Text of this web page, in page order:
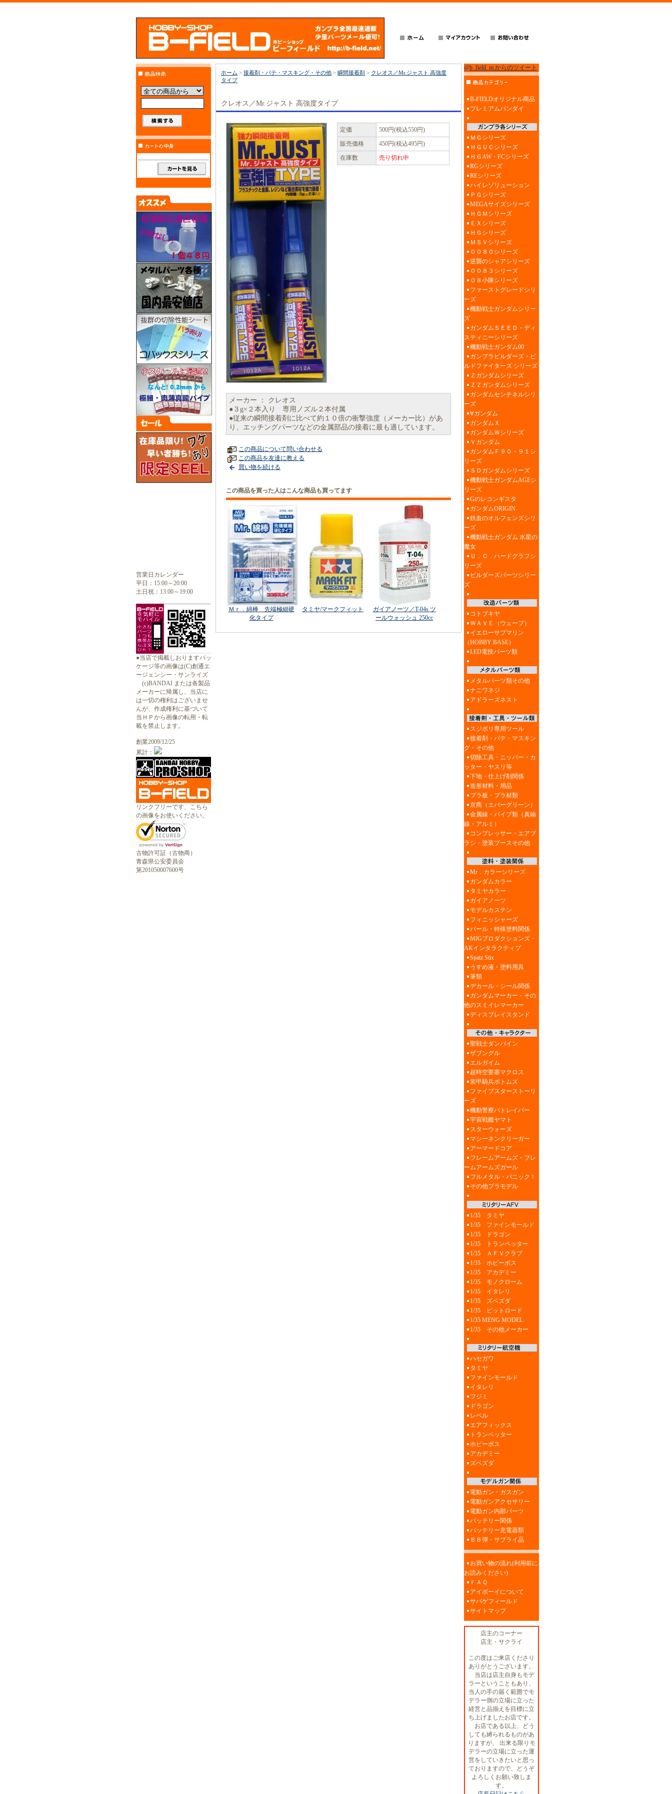
営業日カレンダー
平日：15:00～20:00
土日祝：13:00～19:00
●当店で掲載しおりますパッ
ケージ等の画像は(C)創通エ
ージェンシー・サンライズ
(c)BANDAI または各製品
メーカーに帰属し、当店に
は一切の権利はございませ
んが、作成権利に基づいて
当ＨＰから画像の転用・転
載を禁止します。
創業2009/12/25
累計：
リンクフリーです、こちら
の画像をお使いください。
古物許可証（古物商）
青森県公安委員会
第201050007600号
ホーム > 接着剤・パテ・マスキング・その他 > 瞬間接着剤 > クレオス／Mr.ジャスト 高強度
タイプ
クレオス／Mr.ジャスト 高強度タイプ
定価
500円(税込550円)
販売価格
450円(税込495円)
在庫数
売り切れ中
メーカー ： クレオス
●３g×２本入り 専用ノズル２本付属
●従来の瞬間接着剤に比べて約１０倍の衝撃強度（メーカー比）があ
り、エッチングパーツなどの金属部品の接着に最も適しています。
この商品について問い合わせる
この商品を友達に教える
買い物を続ける
この商品を買った人はこんな商品も買ってます
Ｍｒ．綿棒 先端極細硬
化タイプ
タミヤ/マークフィット
ガイアノーツ／T-04s ツ
ールウォッシュ 250cc
@b_field_m からのツイート
B-FIELDオリジナル商品
プレミアムバンダイ
ＭＧシリーズ
ＨＧＵＣシリーズ
ＨＧAW・FCシリーズ
RGシリーズ
REシリーズ
ハイレゾリューション
ＰＧシリーズ
MEGAサイズシリーズ
ＨＧＭシリーズ
ＥＸシリーズ
ＨＧシリーズ
ＭＳＶシリーズ
００８０シリーズ
逆襲のシャアシリーズ
００８３シリーズ
０８小隊シリーズ
ファーストグレードシリ
ーズ
機動戦士ガンダムシリー
ズ
ガンダムＳＥＥＤ・ディ
スティニーシリーズ
機動戦士ガンダム00
ガンプラビルダーズ・ビ
ルドファイターズ シリーズ
Ｚガンダムシリーズ
ＺＺガンダムシリーズ
ガンダムセンチネルシリ
ーズ
∀ガンダム
ガンダムＸ
ガンダムＷシリーズ
Ｖガンダム
ガンダムＦ９０・９１シ
リーズ
ＳＤガンダムシリーズ
機動戦士ガンダムAGEシ
リーズ
Gのレコンギスタ
ガンダムORIGIN
鉄血のオルフェンズシリ
ーズ
機動戦士ガンダム 水星の
魔女
Ｕ．Ｃ．ハードグラフシ
リーズ
ビルダーズパーツシリー
ズ
コトブキヤ
ＷＡＶＥ（ウェーブ）
イエローサブマリン
（HOBBY BASE）
LED電技パーツ類
メタルパーツ類その他
ナニワネジ
アドラーズネスト
スジボリ専用ツール
接着剤・パテ・マスキン
グ・その他
切除工具・ニッパー・カ
ッター・ヤスリ等
下地・仕上げ剤関係
造形材料・用品
プラ板・プラ材類
京商（エバーグリーン）
金属線・パイプ類（真鍮
線・アルミ）
コンプレッサー・エアブ
ラシ・塗装ブースその他
Mr．カラーシリーズ
ガンダムカラー
タミヤカラー
ガイアノーツ
モデルカステン
フィニッシャーズ
パール・特殊塗料関係
MIGプロダクションズ・
AKインタラクティブ
Spatz Stix
うすめ液・塗料用具
筆類
デカール・シール関係
ガンダムマーカー・その
他のスミイレマーカー
ディスプレイスタンド
聖戦士ダンバイン
ザブングル
エルガイム
超時空要塞マクロス
装甲騎兵ボトムズ
ファイブスターストーリ
ーズ
機動警察パトレイバー
宇宙戦艦ヤマト
スターウォーズ
マシーネンクリーガー
アーマードコア
フレームアームズ・フレ
ームアームズガール
フルメタル・パニック！
その他プラモデル
1/35 タミヤ
1/35 ファインモールド
1/35 ドラゴン
1/35 トランペッター
1/35 ＡＦＶクラブ
1/35 ホビーボス
1/35 アカデミー
1/35 モノクローム
1/35 イタレリ
1/35 ズベズダ
1/35 ピットロード
1/35 MENG MODEL
1/35 その他メーカー
ハセガワ
タミヤ
ファインモールド
イタレリ
フジミ
ドラゴン
レベル
エアフィックス
トランペッター
ホビーボス
アカデミー
ズベズダ
電動ガン・ガスガン
電動ガンアクセサリー
電動ガン内部パーツ
バッテリー関係
バッテリー充電器類
ＢＢ弾・サブライ品
お買い物の流れ(利用前に
お読みください)
ＦＡＱ
アイボーイについて
サバゲフィールド
サイトマップ
店主のコーナー
店主・サクライ
この度はご来店くださり
ありがとうございます。
当店は店主自身もモデ
ラーということもあり、
当人の手の届く範囲でモ
デラー側の立場に立った
経営と品揃えを目標に立
ち上げましたお店です。
お店である以上、どう
しても縛られるものがあ
りますが、 出来る限りモ
デラーの立場に立った運
営をしていきたいと思っ
ておりますので、どうぞ
よろしくお願い致しま
す。